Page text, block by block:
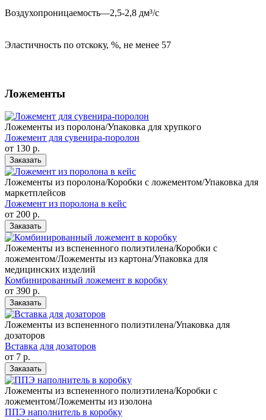
Воздухопроницаемость—2,5-2,8 дм³/с
Эластичность по отскоку, %, не менее 57
Ложементы
Ложементы из поролона/Упаковка для хрупкого
Ложемент для сувенира-поролон
от 130 р.
Заказать
Ложементы из поролона/Коробки с ложементом/Упаковка для
маркетплейсов
Ложемент из поролона в кейс
от 200 р.
Заказать
Ложементы из вспененного полиэтилена/Коробки с
ложементом/Ложементы из картона/Упаковка для
медицинских изделий
Комбинированный ложемент в коробку
от 390 р.
Заказать
Ложементы из вспененного полиэтилена/Упаковка для
дозаторов
Вставка для дозаторов
от 7 р.
Заказать
Ложементы из вспененного полиэтилена/Коробки с
ложементом/Ложементы из изолона
ППЭ наполнитель в коробку